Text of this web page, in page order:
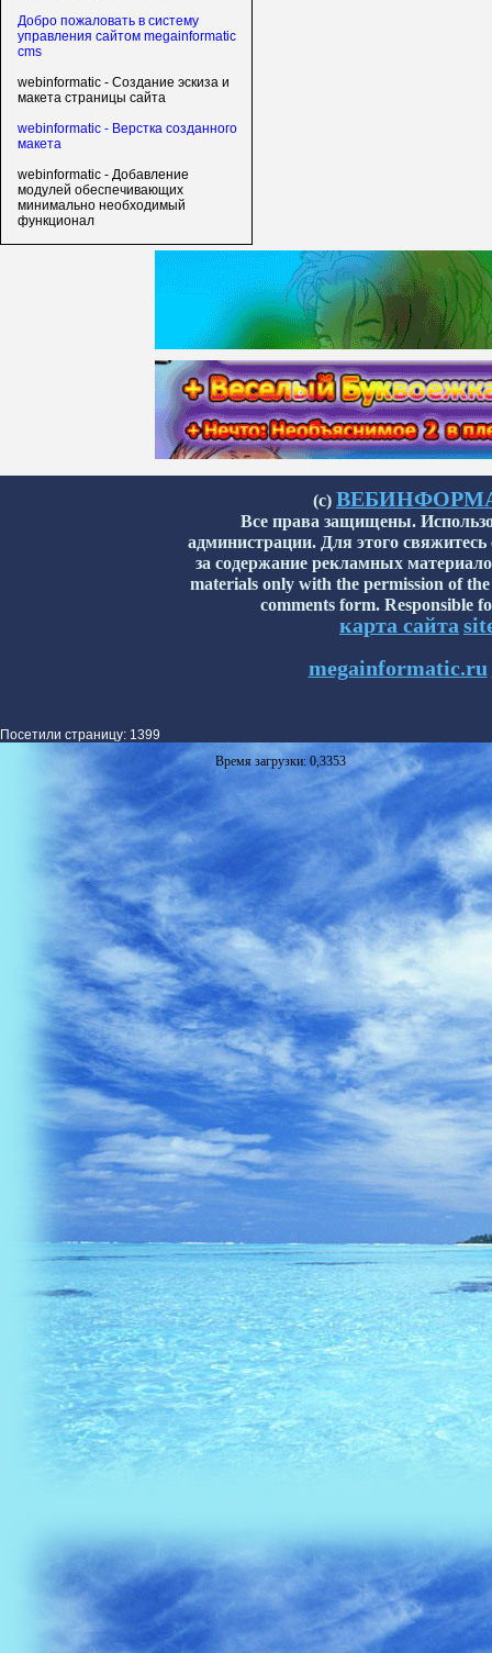
Добро пожаловать в систему
управления сайтом megainformatic
cms
webinformatic - Создание эскиза и
макета страницы сайта
webinformatic - Верстка созданного
макета
webinformatic - Добавление
модулей обеспечивающих
минимально необходимый
функционал
(с)
Все права защищены.
администрации. Для этого
за содержание рекламных
materials only with the permission of
comments form. Responsible
карта сайта
megainformatic.ru
Посетили страницу: 1399
Время загрузки: 0,3353